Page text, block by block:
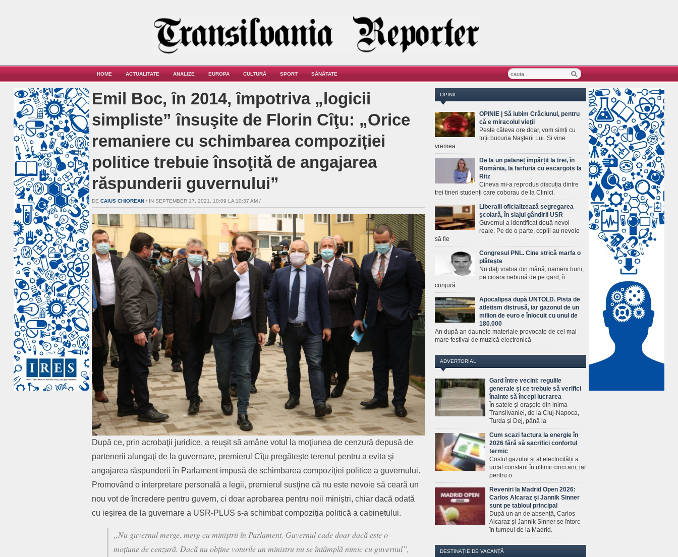
HOME ACTUALITATE ANALIZE EUROPA CULTURĂ SPORT SĂNĂTATE
Emil Boc, în 2014, împotriva „logicii
simpliste” însuşite de Florin Cîţu: „Orice
remaniere cu schimbarea compoziției
politice trebuie însoţită de angajarea
răspunderii guvernului”
DE CAIUS CHIOREAN / IN SEPTEMBER 17, 2021, 10:09 LA 10:37 AM /
După ce, prin acrobaţii juridice, a reuşit să amâne votul la moţiunea de cenzură depusă de
partenerii alungaţi de la guvernare, premierul Cîţu pregăteşte terenul pentru a evita şi
angajarea răspunderii în Parlament impusă de schimbarea compoziţiei politice a guvernului.
Promovând o interpretare personală a legii, premierul susţine că nu este nevoie să ceară un
nou vot de încredere pentru guvern, ci doar aprobarea pentru noii miniștri, chiar dacă odată
cu ieșirea de la guvernare a USR-PLUS s-a schimbat compoziția politică a cabinetului.
„Nu guvernul merge, merg cu miniștrii în Parlament. Guvernul cade doar dacă este o
moțiune de cenzură. Dacă nu obține voturile un ministru nu se întâmplă nimic cu guvernul”,
OPINII
OPINIE | Să iubim Crăciunul, pentru
că e miracolul vieţii
Peste câteva ore doar, vom simți cu
toții bucuria Naşterii Lui. Și vine
vremea
De la un palaneț împărțit la trei, în
România, la farfuria cu escargots la
Ritz
Cineva mi-a reprodus discuția dintre
trei tineri studenți care coborau de la Clinici.
Liberalii oficializează segregarea
şcolară, în siajul gândirii USR
Guvernul a identificat două nevoi
reale. Pe de o parte, copiii au nevoie
să fie
Congresul PNL. Cine strică marfa o
plăteşte
Nu daţi vrabia din mână, oameni buni,
pe cioara nebună de pe gard, îi
conjură
Apocalipsa după UNTOLD. Pista de
atletism distrusă, iar gazonul de un
milion de euro e înlocuit cu unul de
180.000
An după an daunele materiale provocate de cel mai
mare festival de muzică electronică
ADVERTORIAL
Gard între vecini: regulile
generale și ce trebuie să verifici
înainte să începi lucrarea
În satele și orașele din inima
Transilvaniei, de la Cluj-Napoca,
Turda și Dej, până la
Cum scazi factura la energie în
2026 fără să sacrifici confortul
termic
Costul gazului și al electricității a
urcat constant în ultimii cinci ani, iar
pentru o
Reveniri la Madrid Open 2026:
Carlos Alcaraz și Jannik Sinner
sunt pe tabloul principal
După un an de absență, Carlos
Alcaraz și Jannik Sinner se întorc
în turneul de la Madrid.
DESTINAȚIE DE VACANȚĂ